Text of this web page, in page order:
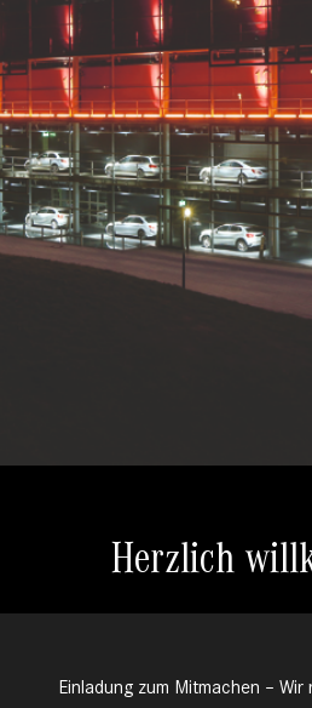
Herzlich
Einladung zum Mitmachen –